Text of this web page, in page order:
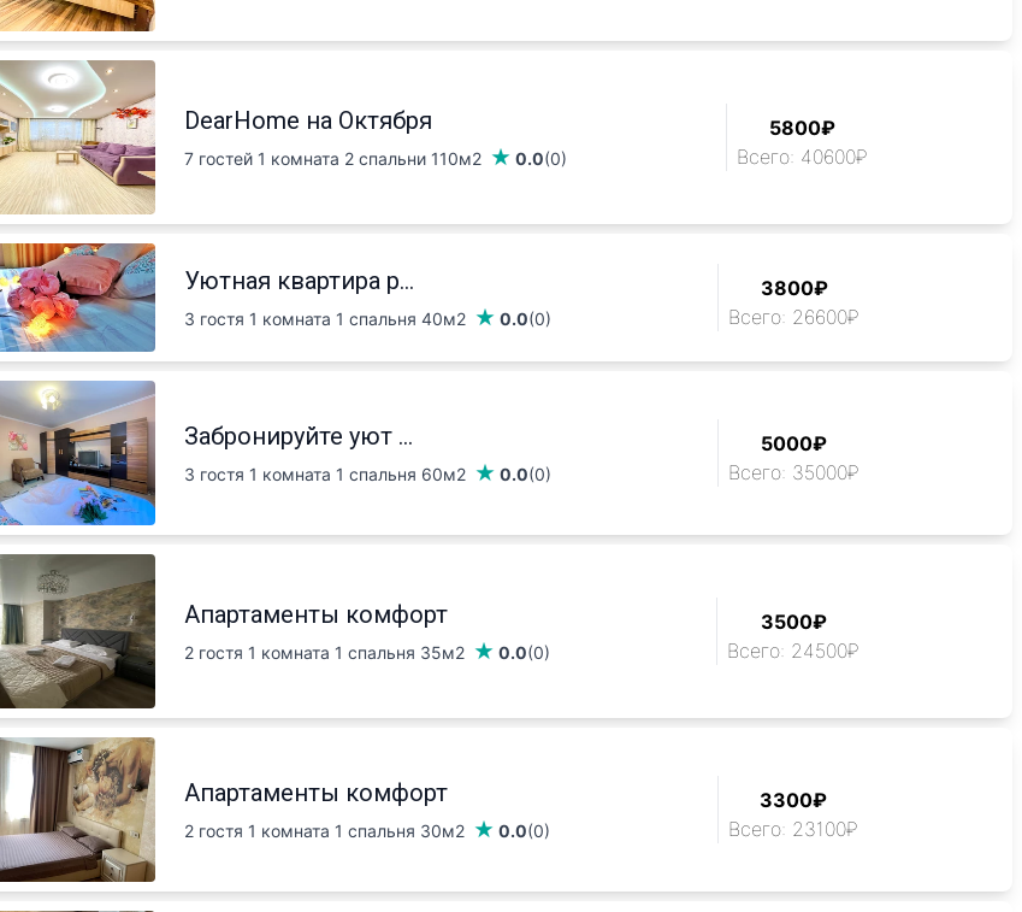
DearHome на Октября
7 гостей 1 комната 2 спальни 110м2 0.0(0)
5800₽
Всего: 40600₽
Уютная квартира р...
3 гостя 1 комната 1 спальня 40м2 0.0(0)
3800₽
Всего: 26600₽
Забронируйте уют ...
3 гостя 1 комната 1 спальня 60м2 0.0(0)
5000₽
Всего: 35000₽
Апартаменты комфорт
2 гостя 1 комната 1 спальня 35м2 0.0(0)
3500₽
Всего: 24500₽
Апартаменты комфорт
2 гостя 1 комната 1 спальня 30м2 0.0(0)
3300₽
Всего: 23100₽